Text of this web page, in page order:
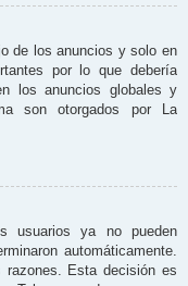
de los anuncios y solo en
por lo que debería
los anuncios globales y
son otorgados por La
usuarios ya no pueden
automáticamente.
razones. Esta decisión es